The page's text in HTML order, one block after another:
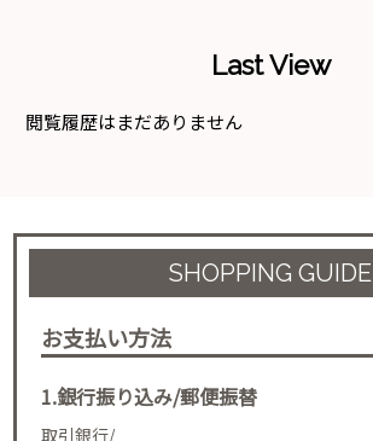
Last View
閲覧履歴はまだありません
SHOPPING GUIDE
お支払い方法
1.銀行振り込み/郵便振替
取引銀行/